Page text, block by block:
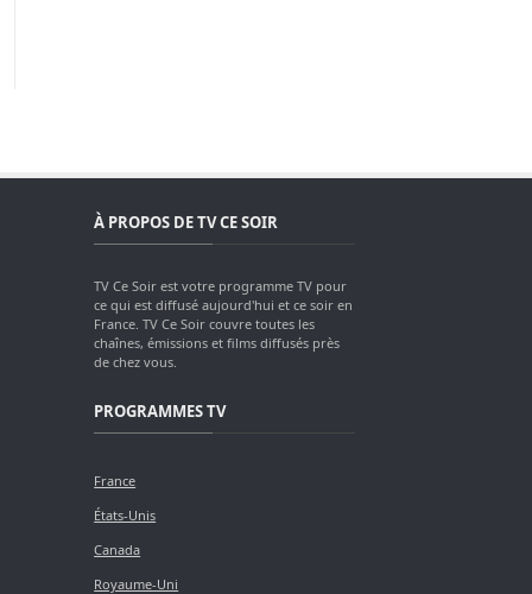
À PROPOS DE TV CE SOIR
TV Ce Soir est votre programme TV pour
ce qui est diffusé aujourd'hui et ce soir en
France. TV Ce Soir couvre toutes les
chaînes, émissions et films diffusés près
de chez vous.
PROGRAMMES TV
France
États-Unis
Canada
Royaume-Uni